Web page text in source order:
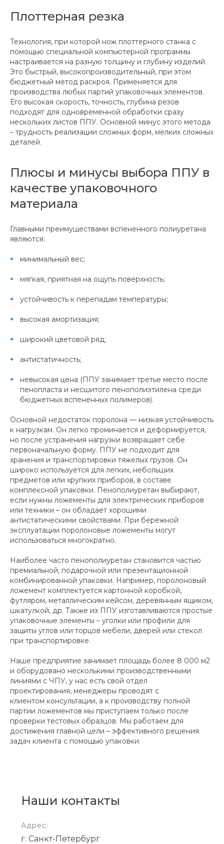
Плоттерная резка
Технология, при которой нож плоттерного станка с
помощью специальной компьютерной программы
настраивается на разную толщину и глубину изделий.
Это быстрый, высокопроизводительный, при этом
бюджетный метод раскроя. Применяется для
производства любых партий упаковочных элементов.
Его высокая скорость, точность, глубина резов
подходят для одновременной обработки сразу
нескольких листов ППУ. Основной минус этого метода
– трудность реализации сложных форм, мелких сложных
деталей.
Плюсы и минусы выбора ППУ в
качестве упаковочного
материала
Главными преимуществами вспененного полиуретана
являются:
минимальный вес;
мягкая, приятная на ощупь поверхность;
устойчивость к перепадам температуры;
высокая амортизация;
широкий цветовой ряд;
антистатичность;
невысокая цена (ППУ занимает третье место после
пенопласта и несшитого пенополиэтилена среди
бюджетных вспененных полимеров).
Основной недостаток поролона — низкая устойчивость
к нагрузкам. Он легко проминается и деформируется,
но после устранения нагрузки возвращает себе
первоначальную форму. ППУ не подходит для
хранения и транспортировки тяжелых грузов. Он
широко используется для легких, небольших
предметов или хрупких приборов, в составе
комплексной упаковки. Пенополиуретан выбирают,
если нужны ложементы для электрических приборов
или техники – он обладает хорошими
антистатическими свойствами. При бережной
эксплуатации поролоновые ложементы могут
использоваться многократно.
Наиболее часто пенополиуретан становится частью
премиальной, подарочной или презентационной
комбинированной упаковки. Например, поролоновый
ложемент комплектуется картонной коробкой,
футляром, металлическим кейсом, деревянным ящиком,
шкатулкой, др. Также из ППУ изготавливаются простые
упаковочные элементы – уголки или профили для
защиты углов или торцов мебели, дверей или стекол
при транспортировке.
Наше предприятие занимает площадь более 8 000 м2
и оборудовано несколькими производственными
линиями с ЧПУ, у нас есть свой отдел
проектирования, менеджеры проводят с
клиентом консультации, а к производству полной
партии ложементов мы приступаем только после
проверки тестовых образцов. Мы работаем для
достижения главной цели – эффективного решения
задач клиента с помощью упаковки.
Наши контакты
Адрес:
г. Санкт-Петербург